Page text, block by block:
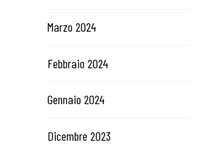
Marzo 2024
Febbraio 2024
Gennaio 2024
Dicembre 2023